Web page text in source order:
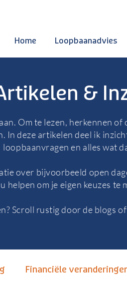
Home Loopbaanadvies
&
Om te lezen, herkennen
In deze artikelen deel ik
loopbaanvragen en alles wat
over bijvoorbeeld open
helpen om je eigen keuzes
Scroll rustig door de blogs
Financiële